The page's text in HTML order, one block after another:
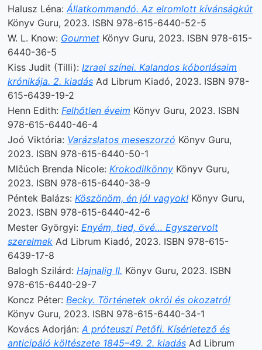
Halusz Léna:Állatkommandó. Az elromlott kívánságkút
Könyv Guru, 2023. ISBN 978-615-6440-52-5
W. L. Know: Gourmet Könyv Guru, 2023. ISBN 978-615-
6440-36-5
Kiss Judit (Tilli): Izrael színei. Kalandos kóborlásaim
krónikája. 2. kiadás Ad Librum Kiadó, 2023. ISBN 978-
615-6439-19-2
Henn Edith: Felhőtlen éveim Könyv Guru, 2023. ISBN
978-615-6440-46-4
Joó Viktória: Varázslatos meseszorzó Könyv Guru,
2023. ISBN 978-615-6440-50-1
Mlčúch Brenda Nicole: Krokodilkönny Könyv Guru,
2023. ISBN 978-615-6440-38-9
Péntek Balázs: Köszönöm, én jól vagyok! Könyv Guru,
2023. ISBN 978-615-6440-42-6
Mester Györgyi: Enyém, tied, övé… Egyszervolt
szerelmek Ad Librum Kiadó, 2023. ISBN 978-615-
6439-17-8
Balogh Szilárd: Hajnalig II. Könyv Guru, 2023. ISBN
978-615-6440-29-7
Koncz Péter: Becky. Történetek okról és okozatról
Könyv Guru, 2023. ISBN 978-615-6440-34-1
Kovács Adorján:A próteuszi Petőfi. Kísérletező és
anticipáló költészete 1845–49. 2. kiadás Ad Librum